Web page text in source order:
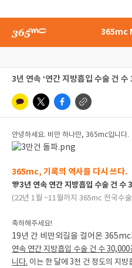
365mc
3년 연속 ‘연간 지방흡입 수술 건 수
안녕하세요. 비만 하나만, 365mc입니다.
365mc, 기록의 역사를 다시 쓰다.
🎊3년 연속 연간 지방흡입 수술 건
(22년 1월 ~11월까지 365mc 전국수
축하해주세요!
19년 간 비만외길을 걸어온
연속 연간 지방흡입 수술 건 수
니다. 이는 한 달에 3천 건 정도의 지방